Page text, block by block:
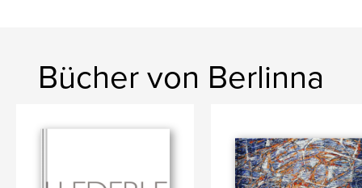
Bücher von Berlinna